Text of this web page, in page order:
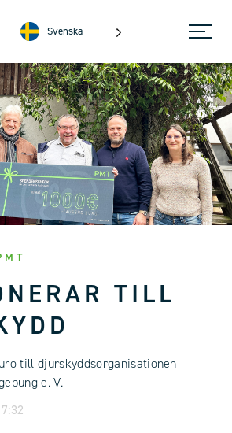
Svenska
TILL
till djurskyddsorganisationen
e. V.